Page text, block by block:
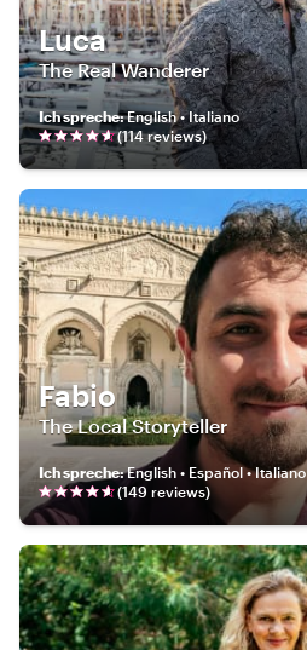
Luca
The Real Wanderer
Ich spreche:English • Italiano
(114reviews)
Fabio
The Local Storyteller
Ich spreche:English • Español • Italiano
(149 reviews)